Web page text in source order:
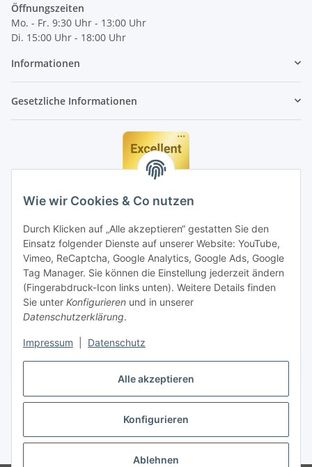
Alle akzeptieren
Konfigurieren
Ablehnen
Wie wir Cookies & Co nutzen
Durch Klicken auf „Alle akzeptieren“ gestatten Sie den
Einsatz folgender Dienste auf unserer Website: YouTube,
Vimeo, ReCaptcha, Google Analytics, Google Ads, Google
Tag Manager. Sie können die Einstellung jederzeit ändern
(Fingerabdruck-Icon links unten). Weitere Details finden
Sie unter Konfigurieren und in unserer
Datenschutzerklärung.
Impressum Datenschutz
Öffnungszeiten
Mo. - Fr. 9:30 Uhr - 13:00 Uhr
Di. 15:00 Uhr - 18:00 Uhr
Informationen
Gesetzliche Informationen
Vertrag widerrufen
* Alle Preise inkl. gesetzlicher MwSt., zzgl.Versand